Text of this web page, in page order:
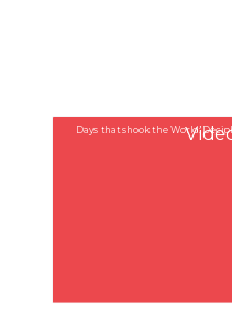
Days that shook the World: